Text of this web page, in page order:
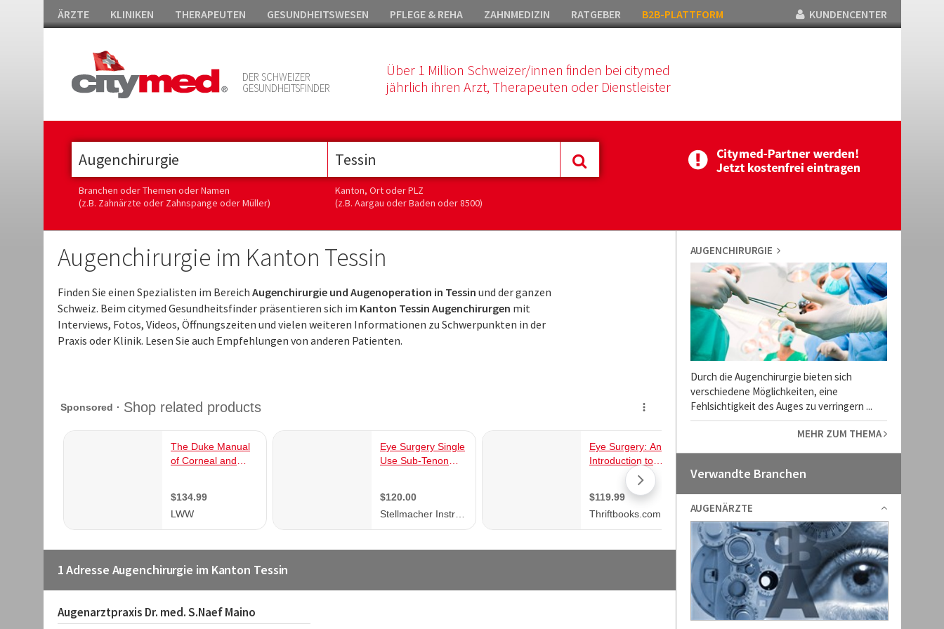
ÄRZTE KLINIKEN THERAPEUTEN GESUNDHEITSWESEN PFLEGE & REHA ZAHNMEDIZIN RATGEBER B2B-PLATTFORM KUNDENCENTER
DER SCHWEIZER
GESUNDHEITSFINDER
Über 1 Million Schweizer/innen finden bei citymed
jährlich ihren Arzt, Therapeuten oder Dienstleister
Branchen oder Themen oder Namen
(z.B. Zahnärzte oder Zahnspange oder Müller)
Kanton, Ort oder PLZ
(z.B. Aargau oder Baden oder 8500)
Augenchirurgie im Kanton Tessin
Finden Sie einen Spezialisten im Bereich Augenchirurgie und Augenoperation in Tessin und der ganzen
Schweiz. Beim citymed Gesundheitsfinder präsentieren sich im Kanton Tessin Augenchirurgen mit
Interviews, Fotos, Videos, Öffnungszeiten und vielen weiteren Informationen zu Schwerpunkten in der
Praxis oder Klinik. Lesen Sie auch Empfehlungen von anderen Patienten.
1 Adresse Augenchirurgie im Kanton Tessin
Augenarztpraxis Dr. med. S.Naef Maino
AUGENCHIRURGIE
Durch die Augenchirurgie bieten sich
verschiedene Möglichkeiten, eine
Fehlsichtigkeit des Auges zu verringern ...
MEHR ZUM THEMA
Verwandte Branchen
AUGENÄRZTE